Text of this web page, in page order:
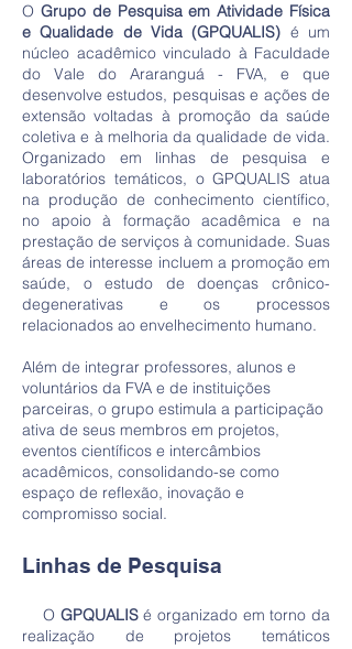
O Grupo de Pesquisa em Atividade Física
e Qualidade de Vida (GPQUALIS) é um
núcleo acadêmico vinculado à Faculdade
do Vale do Araranguá - FVA, e que
desenvolve estudos, pesquisas e ações de
extensão voltadas à promoção da saúde
coletiva e à melhoria da qualidade de vida.
Organizado em linhas de pesquisa e
laboratórios temáticos, o GPQUALIS atua
na produção de conhecimento científico,
no apoio à formação acadêmica e na
prestação de serviços à comunidade. Suas
áreas de interesse incluem a promoção em
saúde, o estudo de doenças crônico-
degenerativas e os processos
relacionados ao envelhecimento humano.
Além de integrar professores, alunos e
voluntários da FVA e de instituições
parceiras, o grupo estimula a participação
ativa de seus membros em projetos,
eventos científicos e intercâmbios
acadêmicos, consolidando-se como
espaço de reflexão, inovação e
compromisso social.
Linhas de Pesquisa
O GPQUALISé organizado em torno da
realização de projetos temáticos